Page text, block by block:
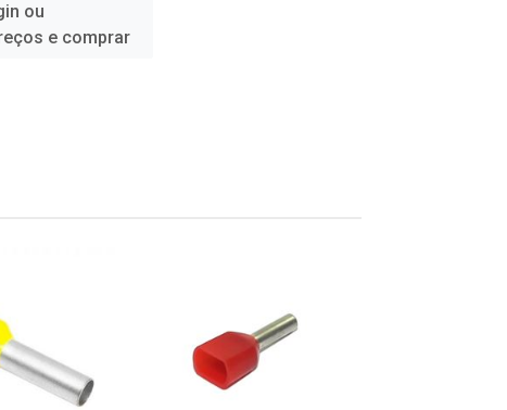
ou
e comprar